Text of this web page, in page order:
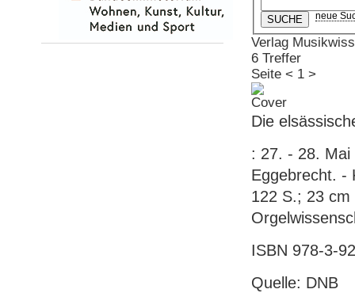
neue
Verlag
6 Treffer
Seite < 1 >
Die
: 27. - 28. Mai
Eggebrecht. -
122 S.; 23
ISBN 978-3-
Quelle: DNB